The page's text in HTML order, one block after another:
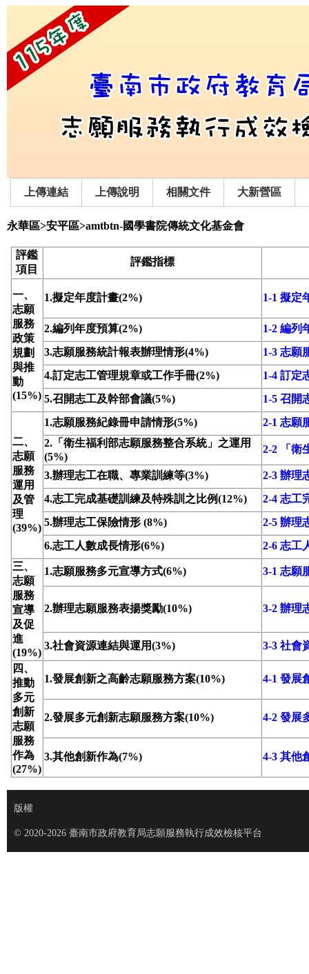
上傳連結 上傳說明 相關文件 大新營區
永華區>安平區>amtbtn-國學書院傳統文化基金會
評鑑
項目
評鑑指標
一、
志願
服務
政策
規劃
與推
動
(15%)
1.擬定年度計畫(2%) 1-1 擬定
2.編列年度預算(2%)
1-2 編列
3.志願服務統計報表辦理情形(4%)
1-3 志願
4.訂定志工管理規章或工作手冊(2%)
1-4 訂定
5.召開志工及幹部會議(5%)
1-5 召開
二、
志願
服務
運用
及管
理
(39%)
1.志願服務紀錄冊申請情形(5%)
2-1 志願
2.「衛生福利部志願服務整合系統」之運用
(5%)
2-2 「衛
3.辦理志工在職、專業訓練等(3%)
2-3 辦理
4.志工完成基礎訓練及特殊訓之比例(12%)
2-4 志工
5.辦理志工保險情形 (8%)
2-5 辦理
6.志工人數成長情形(6%)
2-6 志工
三、
志願
服務
宣導
及促
進
(19%)
1.志願服務多元宣導方式(6%) 3-1 志願
2.辦理志願服務表揚獎勵(10%) 3-2 辦理
3.社會資源連結與運用(3%)
3-3 社會
四、
推動
多元
創新
志願
服務
作為
(27%)
1.發展創新之高齡志願服務方案(10%) 4-1 發展
2.發展多元創新志願服務方案(10%) 4-2 發展
3.其他創新作為(7%) 4-3 其他
版權
© 2020-2026 臺南市政府教育局志願服務執行成效檢核平台